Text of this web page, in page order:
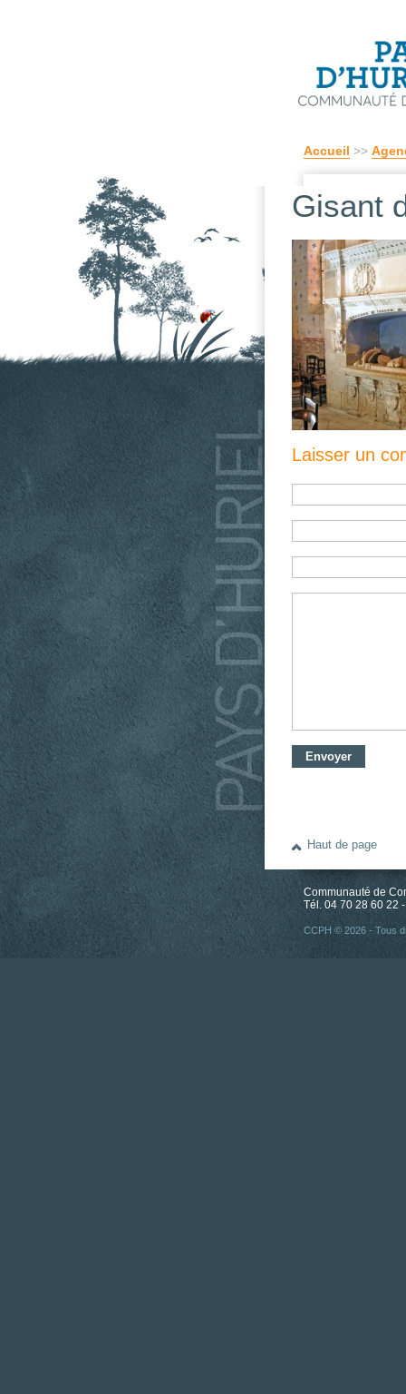
Accueil >>
Gisant
Laisser un
Haut de page
Communauté de
Tél. 04 70 28 60 22
CCPH © 2026 - Tous